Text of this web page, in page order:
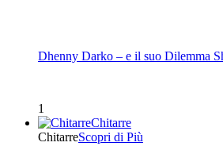
Dhenny Darko – e il suo Dilemma
1
Chitarre
ChitarreScopri di Più